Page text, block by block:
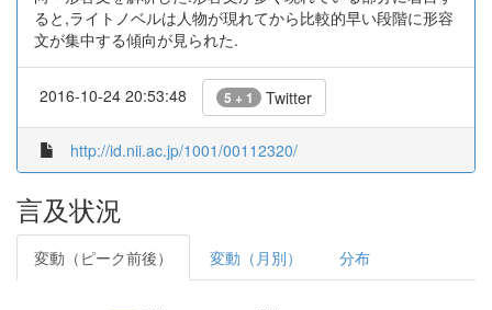
ると,ライトノベルは人物が現れてから比較的早い段階に形容
文が集中する傾向が見られた.
2016-10-24 20:53:48 5 + 1 Twitter
http://id.nii.ac.jp/1001/00112320/
言及状況
変動（ピーク前後） 変動（月別） 分布